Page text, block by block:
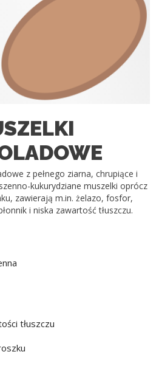
z pełnego ziarna, chrupiące i
kukurydziane muszelki oprócz
zawierają m.in. żelazo, fosfor,
i niska zawartość tłuszczu.
tłuszczu